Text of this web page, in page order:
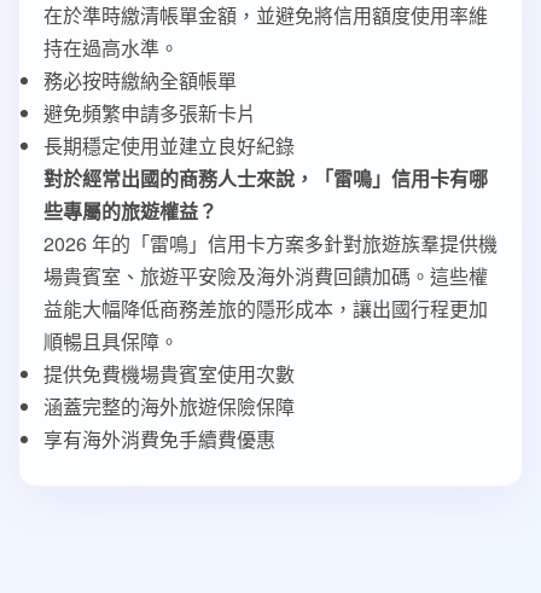
在於準時繳清帳單金額，並避免將信用額度使用率維
持在過高水準。
務必按時繳納全額帳單
避免頻繁申請多張新卡片
長期穩定使用並建立良好紀錄
對於經常出國的商務人士來說，「雷鳴」信用卡有哪
些專屬的旅遊權益？
2026 年的「雷鳴」信用卡方案多針對旅遊族羣提供機
場貴賓室、旅遊平安險及海外消費回饋加碼。這些權
益能大幅降低商務差旅的隱形成本，讓出國行程更加
順暢且具保障。
提供免費機場貴賓室使用次數
涵蓋完整的海外旅遊保險保障
享有海外消費免手續費優惠